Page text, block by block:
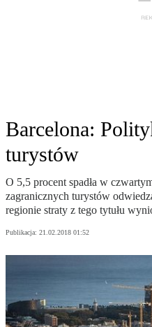
Barcelona:
turystów
O 5,5 procent spadła w
zagranicznych turystów
regionie straty z tego tytułu
Publikacja: 21.02.2018 01:52